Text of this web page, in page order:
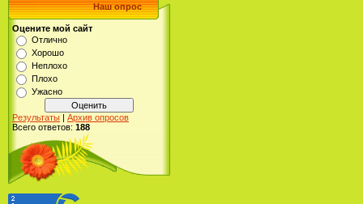
Наш опрос
Оцените мой сайт
Отлично
Хорошо
Неплохо
Плохо
Ужасно
Результаты | Архив опросов
Всего ответов: 188